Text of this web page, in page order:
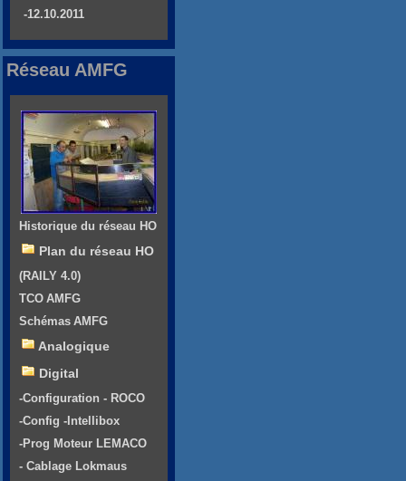
-12.10.2011
Réseau AMFG
Historique du réseau HO
Plan du réseau HO
(RAILY 4.0)
TCO AMFG
Schémas AMFG
Analogique
Digital
-Configuration - ROCO
-Config -Intellibox
-Prog Moteur LEMACO
- Cablage Lokmaus